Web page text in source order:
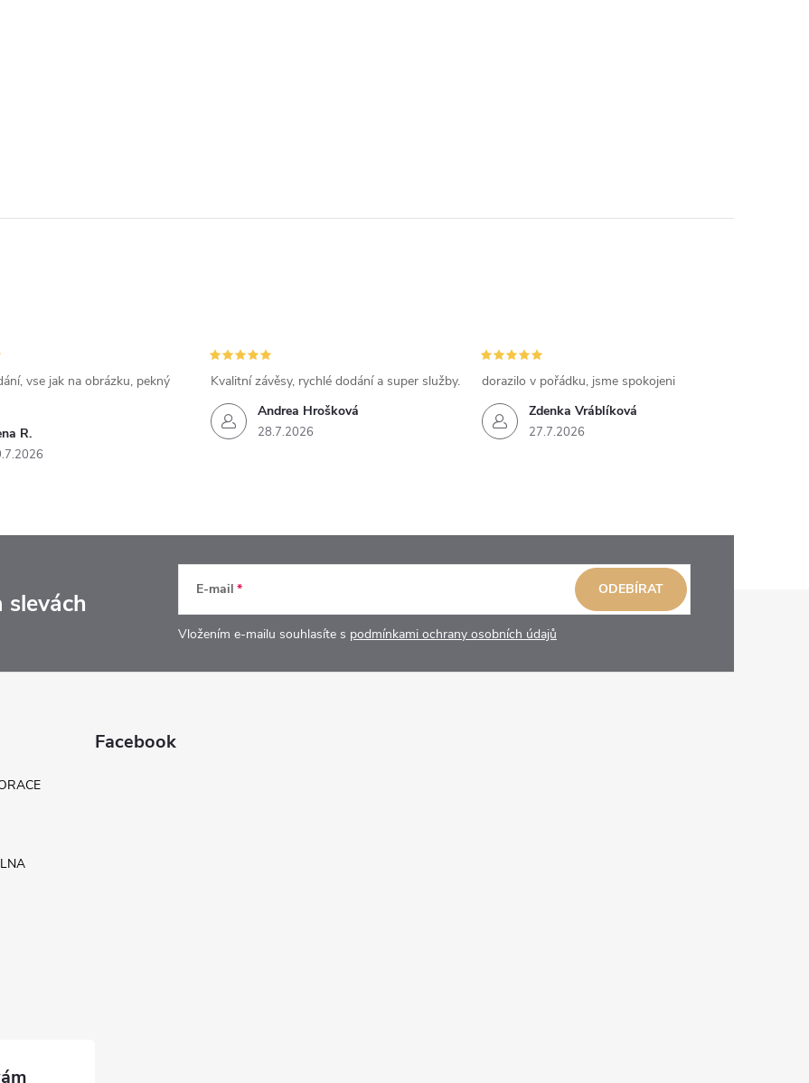
R.
vse jak na obrázku, pekný
Andrea Hrošková
28.7.2026
Kvalitní závěsy, rychlé dodání a super služby.
Zdenka Vráblíková
27.7.2026
dorazilo v pořádku, jsme spokojeni
slevách E-mail
Vložením e-mailu souhlasíte s podmínkami ochrany osobních údajů
ODEBÍRAT
Facebook